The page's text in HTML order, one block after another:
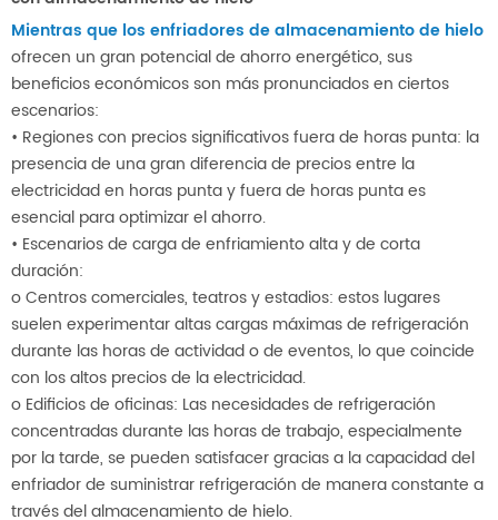
Mientras que los enfriadores de almacenamiento de hielo
ofrecen un gran potencial de ahorro energético, sus
beneficios económicos son más pronunciados en ciertos
escenarios:
• Regiones con precios significativos fuera de horas punta: la
presencia de una gran diferencia de precios entre la
electricidad en horas punta y fuera de horas punta es
esencial para optimizar el ahorro.
• Escenarios de carga de enfriamiento alta y de corta
duración:
o Centros comerciales, teatros y estadios: estos lugares
suelen experimentar altas cargas máximas de refrigeración
durante las horas de actividad o de eventos, lo que coincide
con los altos precios de la electricidad.
o Edificios de oficinas: Las necesidades de refrigeración
concentradas durante las horas de trabajo, especialmente
por la tarde, se pueden satisfacer gracias a la capacidad del
enfriador de suministrar refrigeración de manera constante a
través del almacenamiento de hielo.